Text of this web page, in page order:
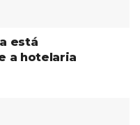
está
a hotelaria